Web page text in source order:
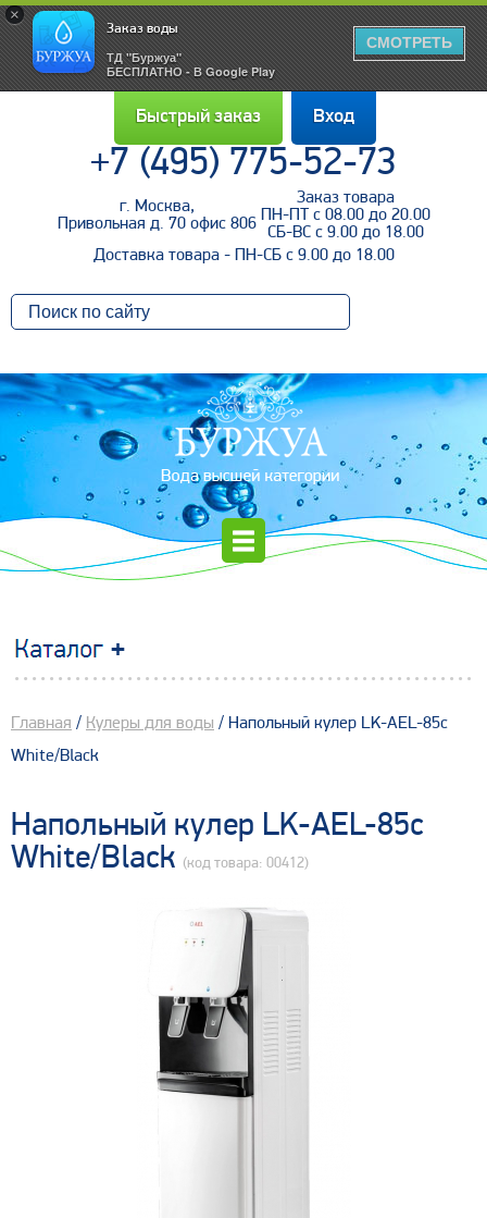
×
Заказ воды
ТД "Буржуа"
БЕСПЛАТНО - В Google Play
СМОТРЕТЬ
Войти
Напомнить пароль Регистрация
Быстрый заказ Вход
+7 (495) 775-52-73
г. Москва,
Привольная д. 70 офис 806
Заказ товара
ПН-ПТ с 08.00 до 20.00
СБ-ВС с 9.00 до 18.00
Доставка товара - ПН-СБ с 9.00 до 18.00
Главная / Кулеры для воды / Напольный кулер LK-AEL-85c
White/Black
Напольный кулер LK-AEL-85c
White/Black (код товара: 00412)